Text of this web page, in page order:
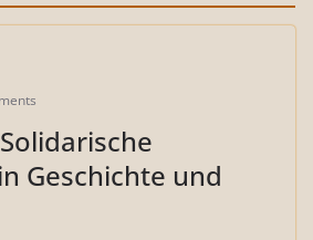
Geschichte und